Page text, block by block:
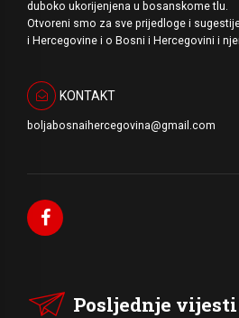
duboko ukorijenjena u bosanskome tlu.
Otvoreni smo za sve prijedloge i
i Hercegovine i o Bosni i Hercegovini i
KONTAKT
boljabosnaihercegovina@gmail.com
Posljednje vijesti